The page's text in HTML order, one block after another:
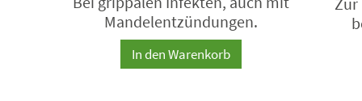
Mandelentzündungen.
In den Warenkorb